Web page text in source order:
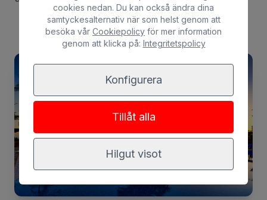
cookies nedan. Du kan också ändra dina
samtyckesalternativ när som helst genom att
besöka vår Cookiepolicy för mer information
genom att klicka på: Integritetspolicy
Konfigurera
Tillåt alla
Hilgut visot